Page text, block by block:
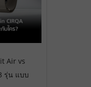
Air vs
รุ่น แบบ